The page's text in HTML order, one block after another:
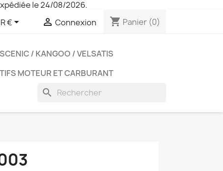
le 24/08/2026.
€  Connexion shopping_cart Panier (0)
/ KANGOO / VELSATIS
MOTEUR ET CARBURANT
search